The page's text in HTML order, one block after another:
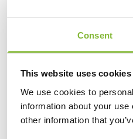
Consent
This website uses cookies
We use cookies to
information about your
other information that